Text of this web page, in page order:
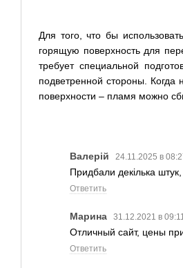
Для того, что бы
горящую поверхность для
требует специальной
подветренной стороны. Когда
поверхности – пламя можно
Валерій 24.11.2025 в
Придбали декілька штук,
Ответить
Марина 31.12.2021 в
Отличный сайт, цены
Ответить